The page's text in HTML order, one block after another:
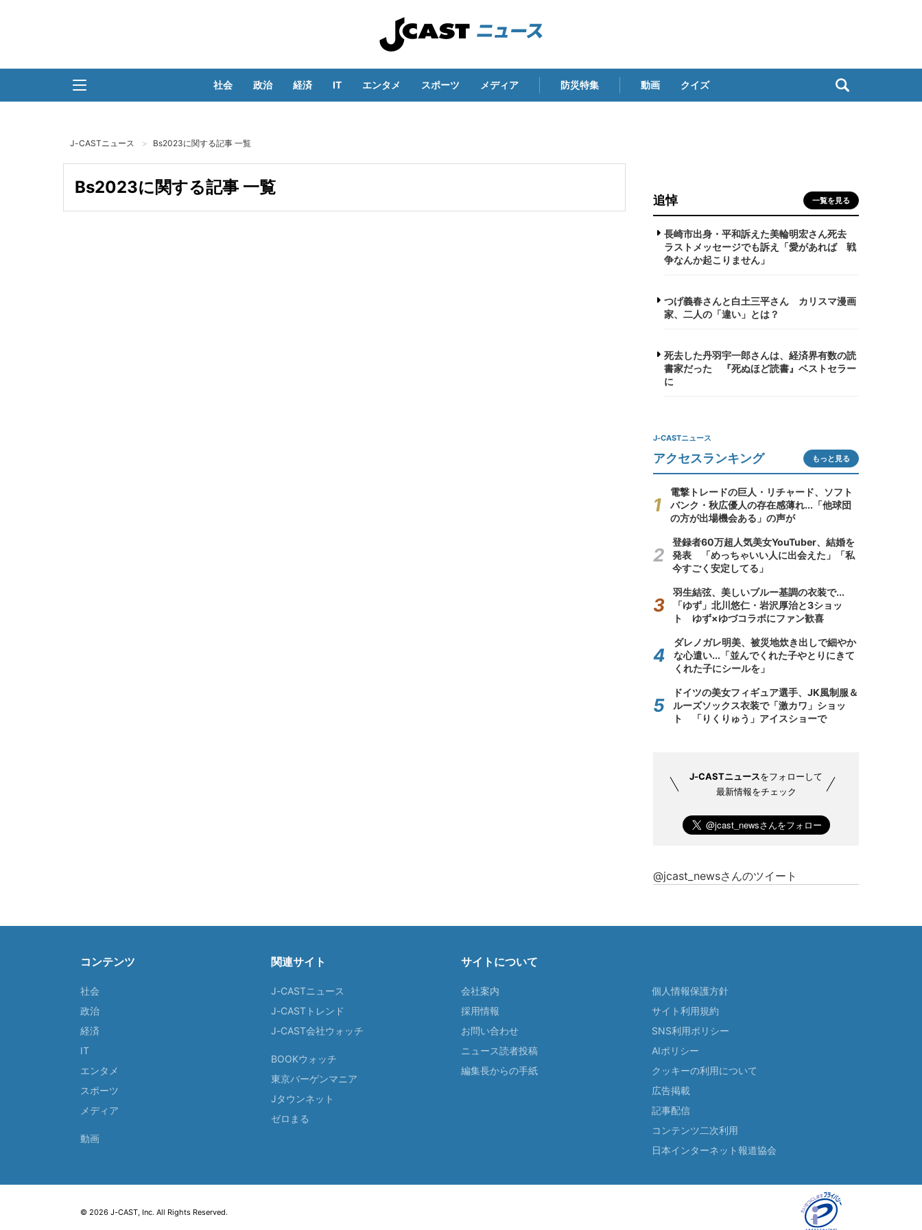
社会 政治 経済 IT エンタメ スポーツ メディア 防災特集 動画 クイズ
J-CASTニュース Bs2023に関する記事 一覧
Bs2023に関する記事 一覧
追悼 一覧を見る
長崎市出身・平和訴えた美輪明宏さん死去
ラストメッセージでも訴え「愛があれば 戦
争なんか起こりません」
つげ義春さんと白土三平さん カリスマ漫画
家、二人の「違い」とは？
死去した丹羽宇一郎さんは、経済界有数の読
書家だった 『死ぬほど読書』ベストセラー
に
J-CASTニュース
アクセスランキング もっと見る
電撃トレードの巨人・リチャード、ソフト
バンク・秋広優人の存在感薄れ...「他球団
の方が出場機会ある」の声が
登録者60万超人気美女YouTuber、結婚を
発表 「めっちゃいい人に出会えた」「私
今すごく安定してる」
羽生結弦、美しいブルー基調の衣装で...
「ゆず」北川悠仁・岩沢厚治と3ショッ
ト ゆず×ゆづコラボにファン歓喜
ダレノガレ明美、被災地炊き出しで細やか
な心遣い...「並んでくれた子やとりにきて
くれた子にシールを」
ドイツの美女フィギュア選手、JK風制服＆
ルーズソックス衣装で「激カワ」ショッ
ト 「りくりゅう」アイスショーで
J-CASTニュースをフォローして
最新情報をチェック
@jcast_newsさんのツイート
コンテンツ
社会
政治
経済
IT
エンタメ
スポーツ
メディア
動画
関連サイト
J-CASTニュース
J-CASTトレンド
J-CAST会社ウォッチ
BOOKウォッチ
東京バーゲンマニア
Jタウンネット
ゼロまる
サイトについて
会社案内
採用情報
お問い合わせ
ニュース読者投稿
編集長からの手紙
個人情報保護方針
サイト利用規約
SNS利用ポリシー
AIポリシー
クッキーの利用について
広告掲載
記事配信
コンテンツ二次利用
日本インターネット報道協会
© 2026 J-CAST, Inc. All Rights Reserved.